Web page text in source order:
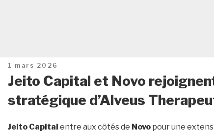
Publié
le
1 mars 2026
Jeito Capital et Novo
stratégique d’Alveus
Jeito Capital entre aux côtés de Novo pour une